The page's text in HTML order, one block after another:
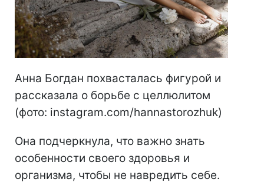
Анна Богдан похвасталась фигурой и
рассказала о борьбе с целлюлитом
(фото: instagram.com/hannastorozhuk)
Она подчеркнула, что важно знать
особенности своего здоровья и
организма, чтобы не навредить себе.